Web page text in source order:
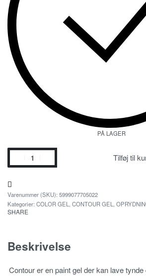
PÅ LAGER
Tilføj til
5999077705022
Kategorier: COLOR GEL, CONTOUR GEL,
SHARE
Beskrivelse
Contour er en paint gel der kan lave